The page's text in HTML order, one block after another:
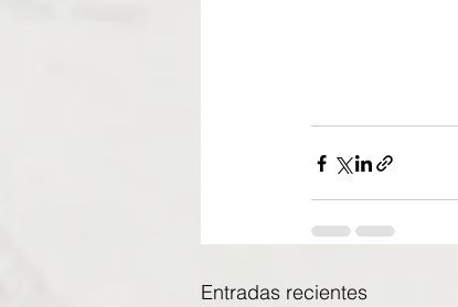
Entradas recientes